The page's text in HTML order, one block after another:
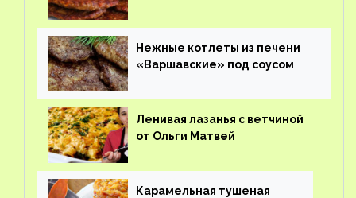
Нежные котлеты из печени
«Варшавские» под соусом
Ленивая лазанья с ветчиной
от Ольги Матвей
Карамельная тушеная